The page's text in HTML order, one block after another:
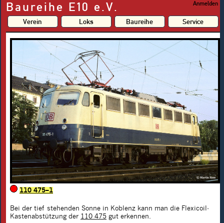
Baureihe E10 e.V. Anmelden
Verein Loks Baureihe Service
110 475–1
Bei der tief stehenden Sonne in Koblenz kann man die Flexicoil-
Kastenabstützung der 110 475 gut erkennen.